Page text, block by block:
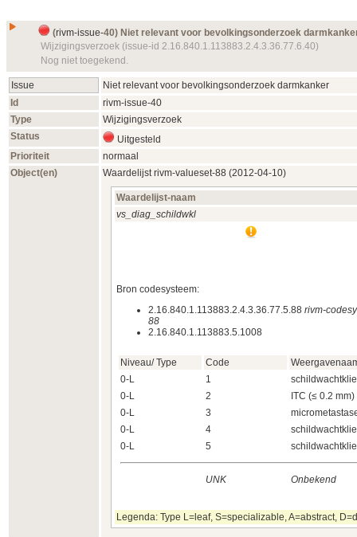
(rivm-issue-40) Niet relevant voor bevolkingsonderzoek
Wijzigingsverzoek (issue-id 2.16.840.1.113883.2.4.3.36.77.6.40)
Nog niet toegekend.
Issue
Niet relevant voor bevolkingsonderzoek darmkanker
Id
rivm-issue-40
Type
Wijzigingsverzoek
Status
Uitgesteld
Prioriteit
normaal
Object(en)
Waardelijstrivm-valueset-88 (2012‑04‑10)
Waardelijst-naam
vs_diag_schildwkl
Bron codesysteem:
2.16.840.1.113883.2.4.3.36.77.5.88 rivm-
88
2.16.840.1.113883.5.1008
Niveau/ Type Code
0-L
1
0-L
2
ITC (≤ 0.2 mm)
0-L
3
0-L
4
0-L
5
UNK Onbekend
Legenda: Type L=leaf, S=specializable, A=abstract,